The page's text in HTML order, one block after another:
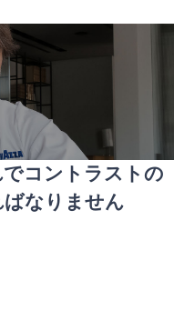
コントラストの
なりません